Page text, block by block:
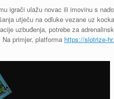
igrači ulažu novac ili imovinu s
utječu na odluke vezane uz
uzbuđenja, potrebe za
primjer, platforma https://slotrize-